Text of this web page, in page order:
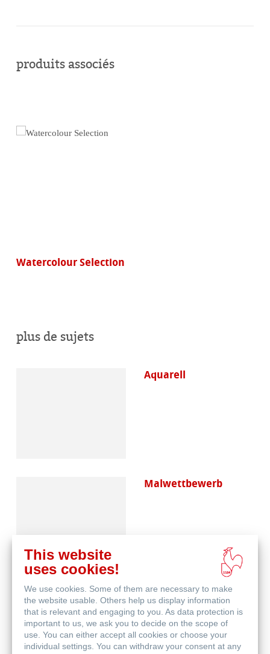
ligne
produits associés
Watercolour Selection
plus de sujets
Aquarell
Malwettbewerb
Häufig gestellte
Fragen
This website
uses cookies!
We use cookies. Some of them are necessary to make
the website usable. Others help us display information
that is relevant and engaging to you. As data protection is
important to us, we ask you to decide on the scope of
use. You can either accept all cookies or choose your
individual settings. You can withdraw your consent at any